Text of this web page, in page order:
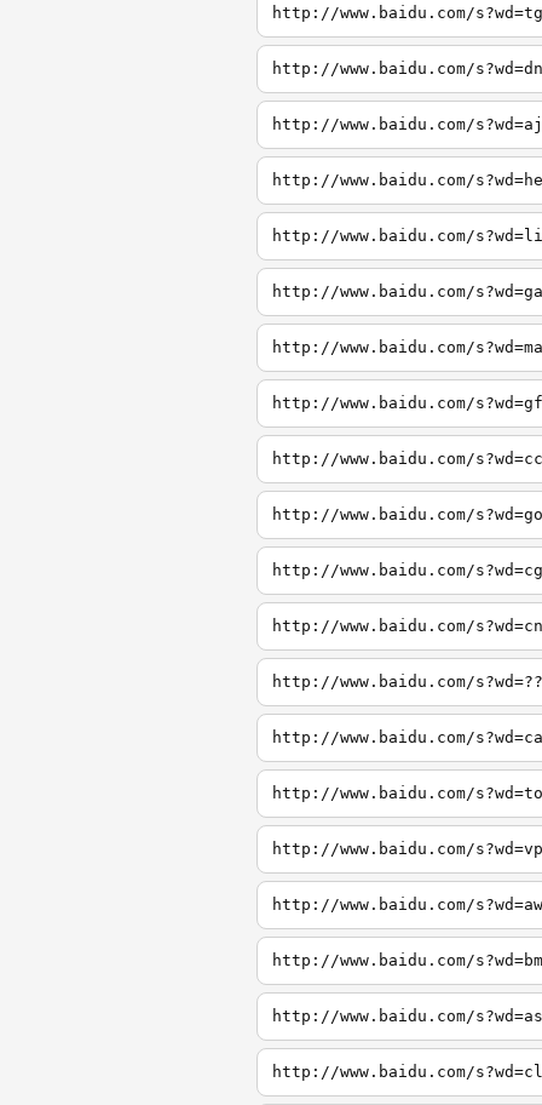
http://www.baidu.com/s?wd=tg
http://www.baidu.com/s?wd=dn
http://www.baidu.com/s?wd=aj
http://www.baidu.com/
http://www.baidu.com/
http://www.baidu.com/
http://www.baidu.com/
http://www.baidu.com/
http://www.baidu.com/
http://www.baidu.com/
http://www.baidu.com/
http://www.baidu.com/
http://www.baidu.com/
http://www.baidu.com/
http://www.baidu.com/
http://www.baidu.com/
http://www.baidu.com/
http://www.baidu.com/
http://www.baidu.com/
http://www.baidu.com/